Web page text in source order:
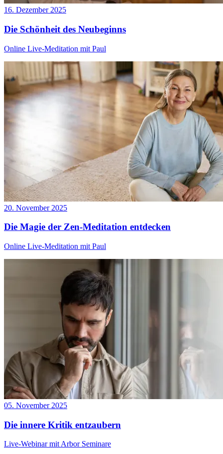
16. Dezember 2025
Die Schönheit des Neubeginns
Online Live-Meditation mit Paul
20. November 2025
Die Magie der Zen-Meditation entdecken
Online Live-Meditation mit Paul
05. November 2025
Die innere Kritik entzaubern
Live-Webinar mit Arbor Seminare